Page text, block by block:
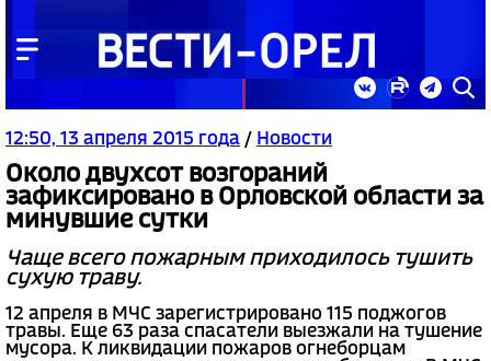
12:50, 13 апреля 2015 года / Новости
Около двухсот возгораний
зафиксировано в Орловской области за
минувшие сутки
Чаще всего пожарным приходилось тушить
сухую траву.
12 апреля в МЧС зарегистрировано 115 поджогов
травы. Еще 63 раза спасатели выезжали на тушение
мусора. К ликвидации пожаров огнеборцам